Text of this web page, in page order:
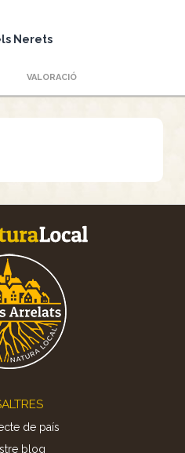
Nerets
VALORACIÓ
de país
blog